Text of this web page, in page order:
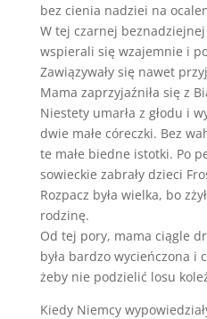
bez cienia nadziei na
W tej czarnej
wspierali się wzajemnie i
Zawiązywały się nawet
Mama zaprzyjaźniła się z
Niestety umarła z głodu i
dwie małe córeczki. Bez
te małe biedne istotki. Po
sowieckie zabrały dzieci
Rozpacz była wielka, bo
rodzinę.
Od tej pory, mama ciągle
była bardzo wycieńczona i
żeby nie podzielić losu
Kiedy Niemcy